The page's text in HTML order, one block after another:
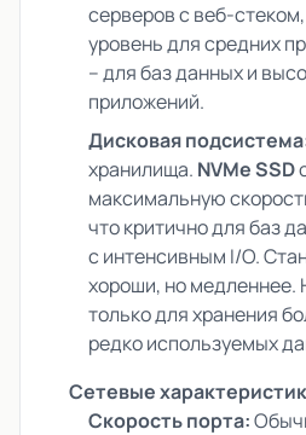
серверов с веб-
уровень для средних
– для баз данных и
приложений.
Дисковая
хранилища. NVMe SSD
максимальную
что критично для баз
с интенсивным I/O.
хороши, но медленнее.
только для хранения
редко используемых
Сетевые
Скорость порта: